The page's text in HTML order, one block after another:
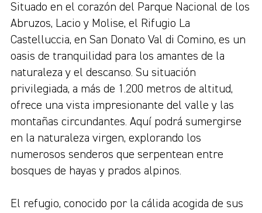
Situado en el corazón del Parque Nacional de los
Abruzos, Lacio y Molise, el Rifugio La
Castelluccia, en San Donato Val di Comino, es un
oasis de tranquilidad para los amantes de la
naturaleza y el descanso. Su situación
privilegiada, a más de 1.200 metros de altitud,
ofrece una vista impresionante del valle y las
montañas circundantes. Aquí podrá sumergirse
en la naturaleza virgen, explorando los
numerosos senderos que serpentean entre
bosques de hayas y prados alpinos.
El refugio, conocido por la cálida acogida de sus